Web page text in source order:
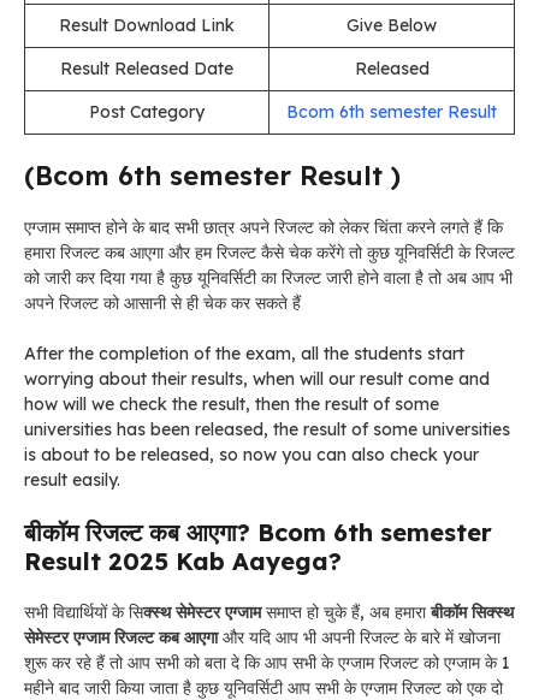
Result Download Link
Give Below
Result Released Date
Released
Post Category
Bcom 6th semester Result
(Bcom 6th semester Result )
एग्जाम समाप्त होने के बाद सभी छात्र अपने रिजल्ट को लेकर चिंता करने लगते हैं कि
हमारा रिजल्ट कब आएगा और हम रिजल्ट कैसे चेक करेंगे तो कुछ यूनिवर्सिटी के रिजल्ट
को जारी कर दिया गया है कुछ यूनिवर्सिटी का रिजल्ट जारी होने वाला है तो अब आप भी
अपने रिजल्ट को आसानी से ही चेक कर सकते हैं
After the completion of the exam, all the students start
worrying about their results, when will our result come and
how will we check the result, then the result of some
universities has been released, the result of some universities
is about to be released, so now you can also check your
result easily.
बीकॉम रिजल्ट कब आएगा? Bcom 6th semester
Result 2025 Kab Aayega?
सभी विद्यार्थियों के सिक्स्थ सेमेस्टर एग्जामसमाप्त हो चुके हैं, अब हमाराबीकॉम सिक्स्थ
सेमेस्टर एग्जाम रिजल्ट कब आएगाऔर यदि आप भी अपनी रिजल्ट के बारे में खोजना
शुरू कर रहे हैं तो आप सभी को बता दे कि आप सभी के एग्जाम रिजल्ट को एग्जाम के 1
महीने बाद जारी किया जाता है कुछ यूनिवर्सिटी आप सभी के एग्जाम रिजल्ट को एक दो